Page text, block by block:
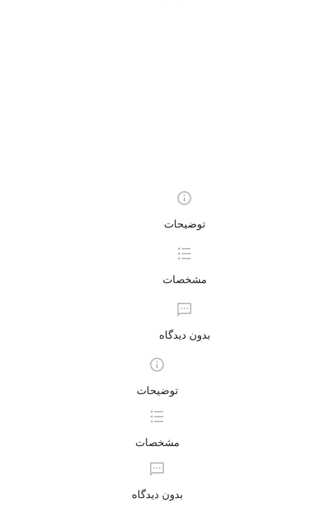
توضیحات
مشخصات
بدون دیدگاه
توضیحات
مشخصات
بدون دیدگاه